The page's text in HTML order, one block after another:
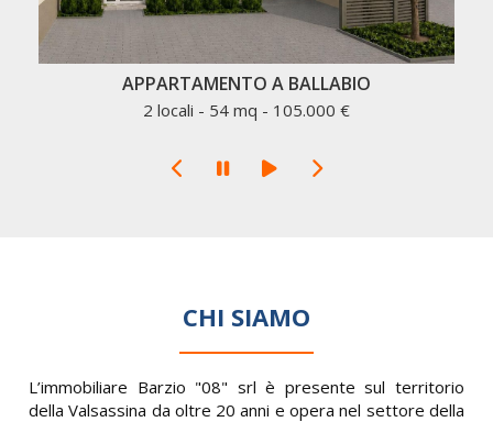
APPARTAMENTO A BALLABIO
2 locali - 54 mq - 105.000 €
CHI SIAMO
L’immobiliare Barzio "08" srl è presente sul territorio
della Valsassina da oltre 20 anni e opera nel settore della